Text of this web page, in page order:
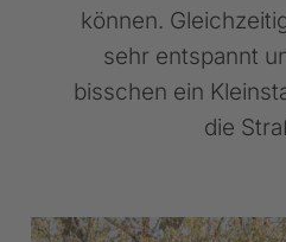
können.
sehr entspannt
bisschen ein
die